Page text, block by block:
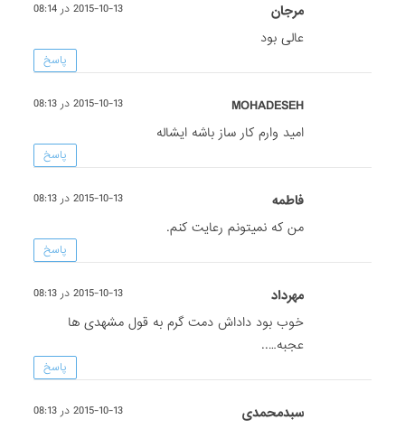
مرجان 2015-10-13 در 08:14
عالی بود
پاسخ
MOHADESEH 2015-10-13 در 08:13
امید وارم کار ساز باشه ایشاله
پاسخ
فاطمه 2015-10-13 در 08:13
من که نمیتونم رعایت کنم.
پاسخ
مهرداد 2015-10-13 در 08:13
خوب بود داداش دمت گرم به قول مشهدی ها
عجبه…..
پاسخ
سبدمحمدی 2015-10-13 در 08:13